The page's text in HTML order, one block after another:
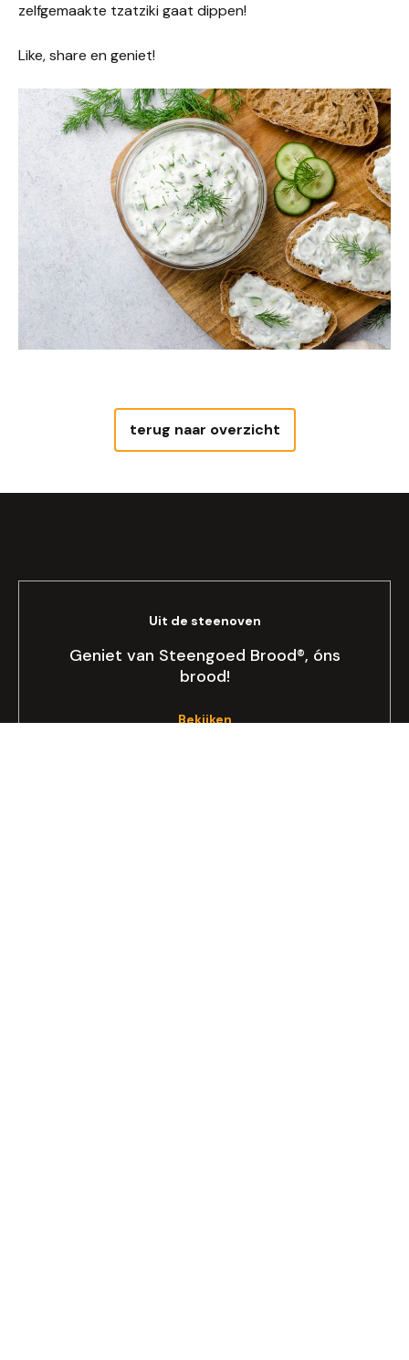
zelfgemaakte tzatziki gaat dippen!
Like, share en geniet!
terug naar overzicht
Geniet van Steengoed Brood®, óns
brood!
Uit de steenoven
Bekijken